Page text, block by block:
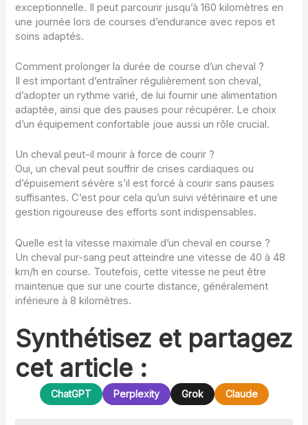
exceptionnelle. Il peut parcourir jusqu’à 160 kilomètres en
une journée lors de courses d’endurance avec repos et
soins adaptés.
Comment prolonger la durée de course d’un cheval ?
Il est important d’entraîner régulièrement son cheval,
d’adopter un rythme varié, de lui fournir une alimentation
adaptée, ainsi que des pauses pour récupérer. Le choix
d’un équipement confortable joue aussi un rôle crucial.
Un cheval peut-il mourir à force de courir ?
Oui, un cheval peut souffrir de crises cardiaques ou
d’épuisement sévère s’il est forcé à courir sans pauses
suffisantes. C’est pour cela qu’un suivi vétérinaire et une
gestion rigoureuse des efforts sont indispensables.
Quelle est la vitesse maximale d’un cheval en course ?
Un cheval pur-sang peut atteindre une vitesse de 40 à 48
km/h en course. Toutefois, cette vitesse ne peut être
maintenue que sur une courte distance, généralement
inférieure à 8 kilomètres.
Synthétisez et partagez
cet article :
ChatGPT Perplexity Grok Claude